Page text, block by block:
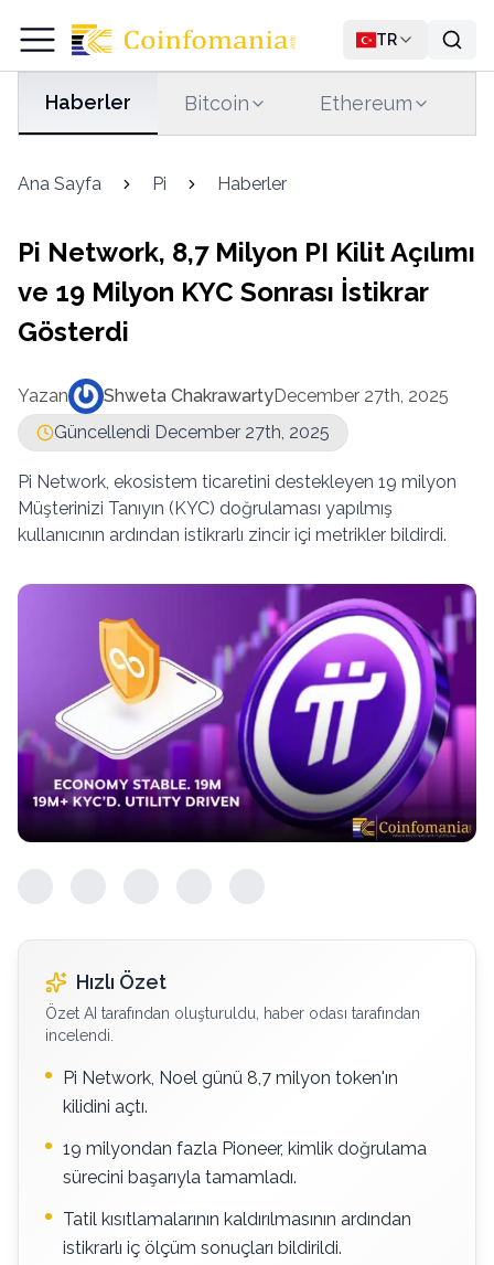
TR
Haberler Bitcoin Ethereum
Ana Sayfa Pi Haberler
Pi Network, 8,7 Milyon PI Kilit Açılımı
ve 19 Milyon KYC Sonrası İstikrar
Gösterdi
Yazan Shweta ChakrawartyDecember 27th, 2025
Güncellendi December 27th, 2025
Pi Network, ekosistem ticaretini destekleyen 19 milyon
Müşterinizi Tanıyın (KYC) doğrulaması yapılmış
kullanıcının ardından istikrarlı zincir içi metrikler bildirdi.
Hızlı Özet
Özet AI tarafından oluşturuldu, haber odası tarafından
incelendi.
Pi Network, Noel günü 8,7 milyon token'ın
kilidini açtı.
19 milyondan fazla Pioneer, kimlik doğrulama
sürecini başarıyla tamamladı.
Tatil kısıtlamalarının kaldırılmasının ardından
istikrarlı iç ölçüm sonuçları bildirildi.